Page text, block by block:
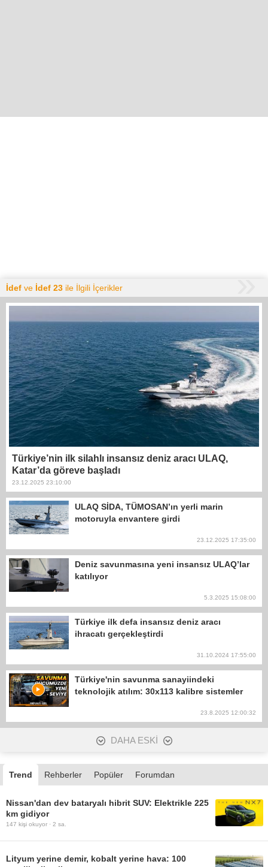
İdef ve İdef 23 ile İlgili İçerikler
Türkiye’nin ilk silahlı insansız deniz aracı ULAQ,
Katar’da göreve başladı
23.12.2025 23:10:00
ULAQ SİDA, TÜMOSAN’ın yerli marin
motoruyla envantere girdi
23.12.2025 17:35:00
Deniz savunmasına yeni insansız ULAQ’lar
katılıyor
5.3.2025 15:08:00
Türkiye ilk defa insansız deniz aracı
ihracatı gerçekleştirdi
31.10.2024 17:55:00
Türkiye'nin savunma sanayiindeki
teknolojik atılım: 30x113 kalibre sistemler
23.8.2025 12:00:32
DAHA ESKİ
Trend Rehberler Popüler Forumdan
Nissan'dan dev bataryalı hibrit SUV: Elektrikle 225
km gidiyor
147 kişi okuyor · 2 sa.
Lityum yerine demir, kobalt yerine hava: 100